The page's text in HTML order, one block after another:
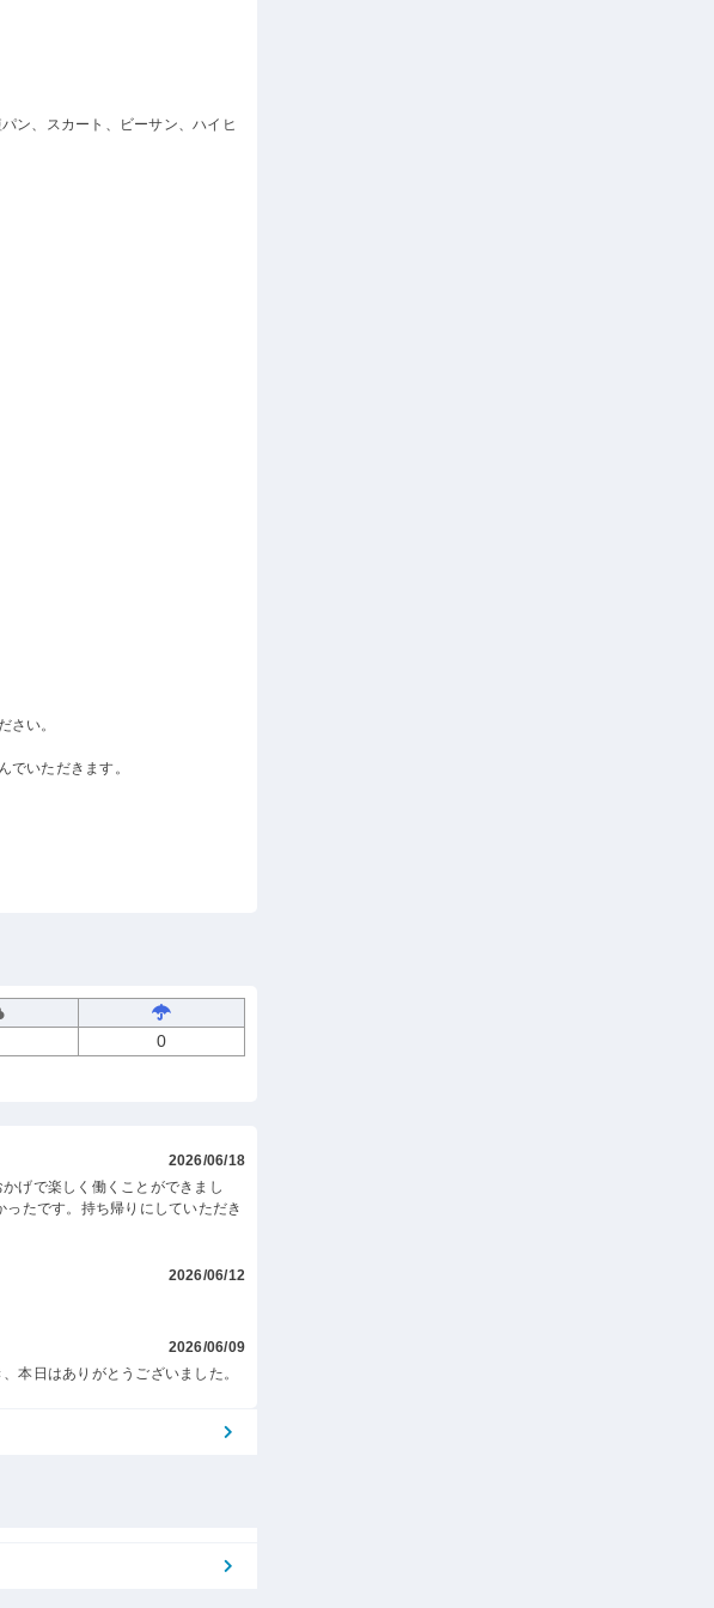
ン、スカート、ビーサン、ハイヒ
さい。
でいただきます。
0
2026/06/18
げで楽しく働くことができまし
たです。持ち帰りにしていただき
2026/06/12
2026/06/09
本日はありがとうございました。